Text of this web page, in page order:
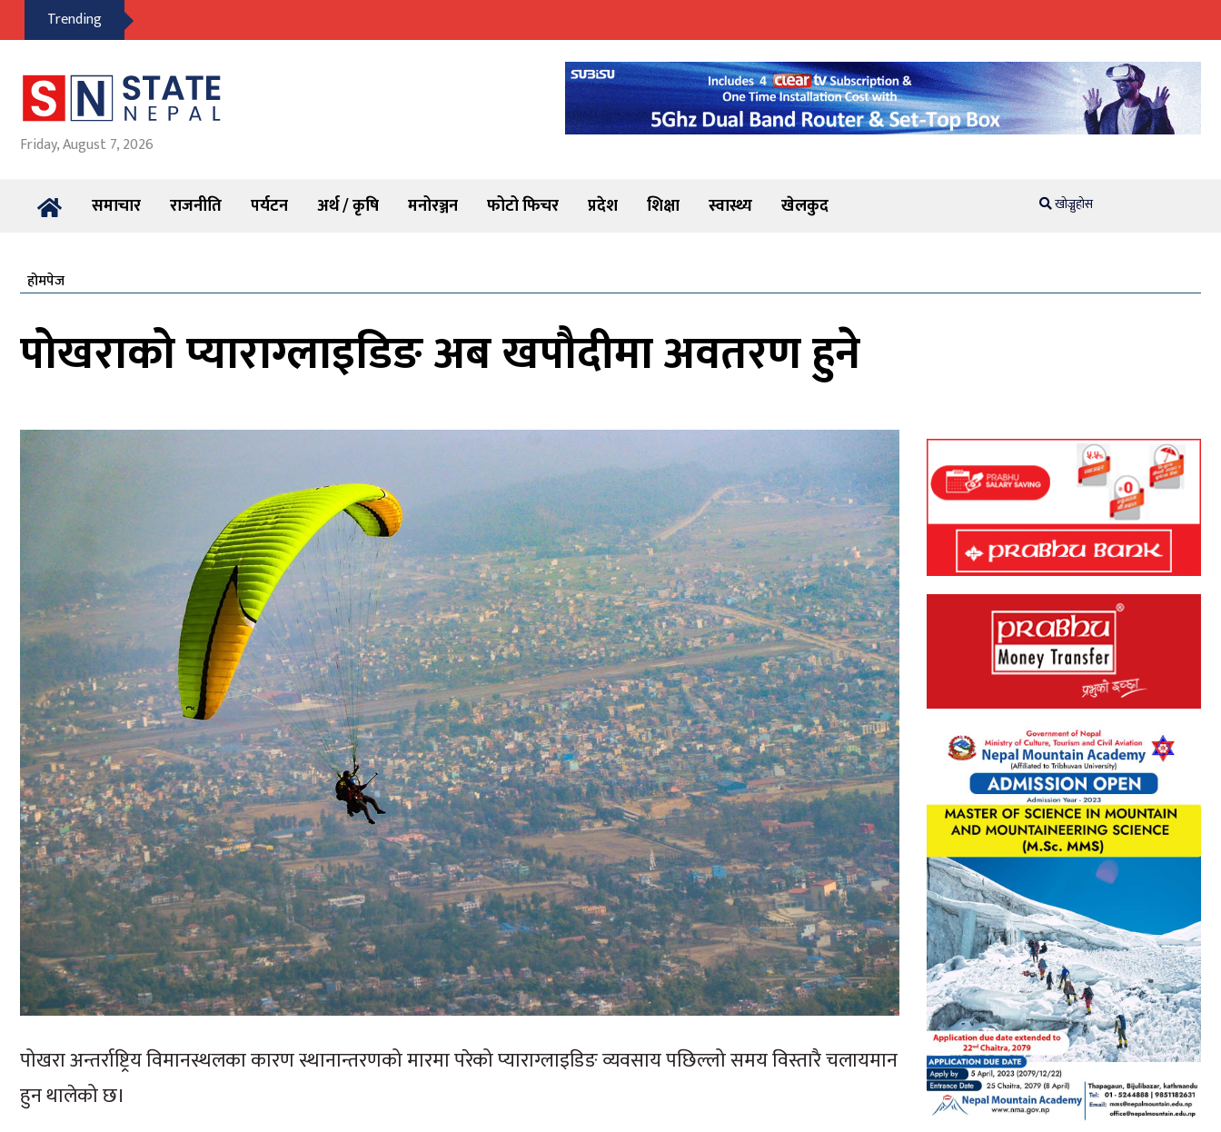
Trending
Friday, August 7, 2026
समाचार राजनीति पर्यटन अर्थ / कृषि मनोरञ्जन फोटो फिचर प्रदेश शिक्षा स्वास्थ्य खेलकुद खोज्नुहोस
होमपेज
पोखराको प्याराग्लाइडिङ अब खपौदीमा अवतरण हुने
पोखरा अन्तर्राष्ट्रिय विमानस्थलका कारण स्थानान्तरणको मारमा परेको प्याराग्लाइडिङ व्यवसाय पछिल्लो समय विस्तारै चलायमान
हुन थालेको छ।